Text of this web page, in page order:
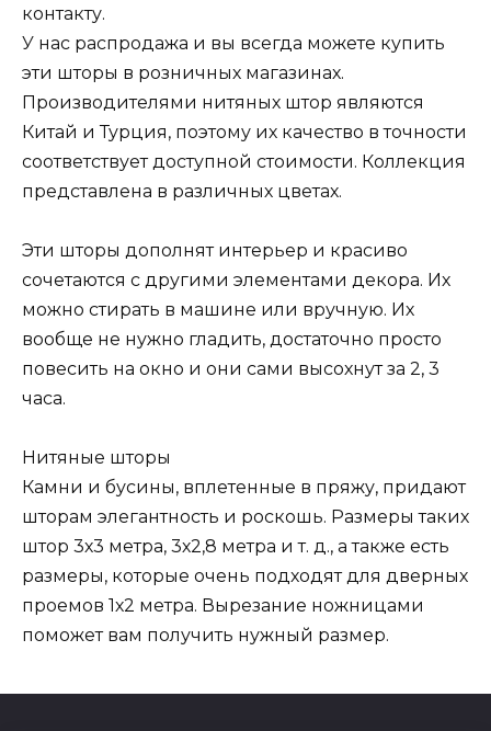
контакту.
У нас распродажа и вы всегда можете купить
эти шторы в розничных магазинах.
Производителями нитяных штор являются
Китай и Турция, поэтому их качество в точности
соответствует доступной стоимости. Коллекция
представлена ​​в различных цветах.
Эти шторы дополнят интерьер и красиво
сочетаются с другими элементами декора. Их
можно стирать в машине или вручную. Их
вообще не нужно гладить, достаточно просто
повесить на окно и они сами высохнут за 2, 3
часа.
Нитяные шторы
Камни и бусины, вплетенные в пряжу, придают
шторам элегантность и роскошь. Размеры таких
штор 3х3 метра, 3х2,8 метра и т. д., а также есть
размеры, которые очень подходят для дверных
проемов 1х2 метра. Вырезание ножницами
поможет вам получить нужный размер.